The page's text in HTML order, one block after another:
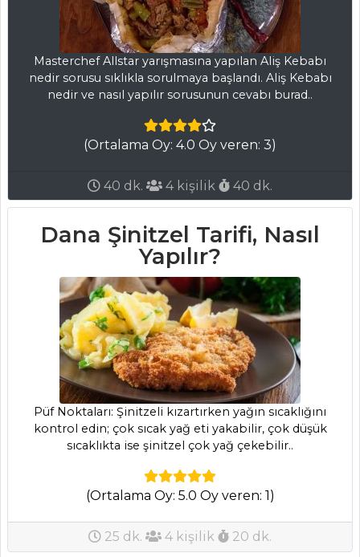
Çorbası Tarifi, Nasıl
Yapılır?
Mantar Çorbası
Tarifi, Nasıl Yapılır?
PASTA VE
TATLILAR
Lor Peynirli
Cheesecake Tarifi,
Nasıl Yapılır?
Böğürtlen Soslu
Cevizli ve Çikolatalı
Pasta Tarifi, Nasıl
Yapılır?
Sultan Tatlısı
Tarifi, Nasıl Yapılır?
Pasta ve Tatlılar
MAKARNA
Masterchef Allstar yarışmasına yapılan Aliş Kebabı
nedir sorusu sıklıkla sorulmaya başlandı. Aliş Kebabı
nedir ve nasıl yapılır sorusunun cevabı burad..
(Ortalama Oy: 4.0 Oy veren: 3)
40 dk. 4 kişilik 40 dk.
Dana Şinitzel Tarifi, Nasıl
Yapılır?
Püf Noktaları: Şinitzeli kızartırken yağın sıcaklığını
kontrol edin; çok sıcak yağ eti yakabilir, çok düşük
sıcaklıkta ise şinitzel çok yağ çekebilir..
(Ortalama Oy: 5.0 Oy veren: 1)
25 dk. 4 kişilik 20 dk.